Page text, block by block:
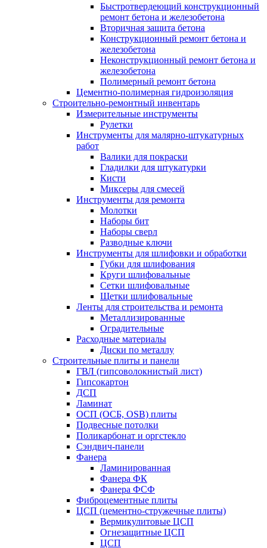
Быстротвердеющий конструкционный
ремонт бетона и железобетона
Вторичная защита бетона
Конструкционный ремонт бетона и
железобетона
Неконструкционный ремонт бетона и
железобетона
Полимерный ремонт бетона
Цементно-полимерная гидроизоляция
Строительно-ремонтный инвентарь
Измерительные инструменты
Рулетки
Инструменты для малярно-штукатурных
работ
Валики для покраски
Гладилки для штукатурки
Кисти
Миксеры для смесей
Инструменты для ремонта
Молотки
Наборы бит
Наборы сверл
Разводные ключи
Инструменты для шлифовки и обработки
Губки для шлифования
Круги шлифовальные
Сетки шлифовальные
Щетки шлифовальные
Ленты для строительства и ремонта
Металлизированные
Оградительные
Расходные материалы
Диски по металлу
Строительные плиты и панели
ГВЛ (гипсоволокнистый лист)
Гипсокартон
ДСП
Ламинат
ОСП (ОСБ, OSB) плиты
Подвесные потолки
Поликарбонат и оргстекло
Сэндвич-панели
Фанера
Ламинированная
Фанера ФК
Фанера ФСФ
Фиброцементные плиты
ЦСП (цементно-стружечные плиты)
Вермикулитовые ЦСП
Огнезащитные ЦСП
ЦСП